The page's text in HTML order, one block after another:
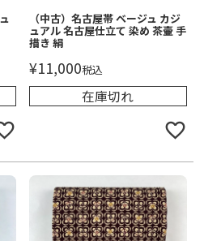
（中古）名古屋帯 ベージュ カジ
ュアル 名古屋仕立て 染め 茶壷 手
描き 絹
¥11,000税込
在庫切れ